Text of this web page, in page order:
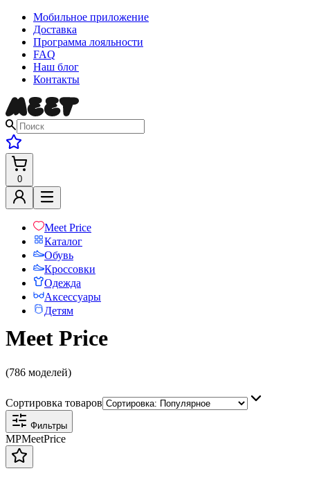
Мобильное приложение
Доставка
Программа лояльности
FAQ
Наш блог
Контакты
0
Meet Price
Каталог
Обувь
Кроссовки
Одежда
Аксессуары
Детям
Meet Price
(786 моделей)
Сортировка товаров
Фильтры
MPMeetPrice